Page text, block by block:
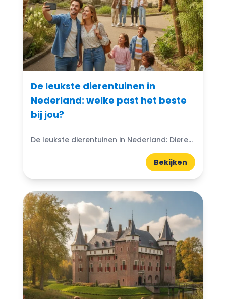
De leukste dierentuinen in
Nederland: welke past het beste
bij jou?
De leukste dierentuinen in Nederland: Dierentuinen in Nederland zijn echte trekpleisters voor jong en oud. Ze bieden niet alleen de kans om exotische dieren van dichtbij te zien, maar ook...
Bekijken